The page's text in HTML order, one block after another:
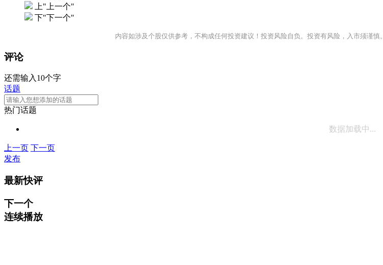
上"上一个"
下"下一个"
内容如涉及个股仅供参考，不构成任何投资建议！投资风险自负。投资有风险，入市须谨慎。
评论
还需输入10个字
话题
热门话题
数据加载中...
上一页 下一页
发布
最新快评
下一个
连续播放